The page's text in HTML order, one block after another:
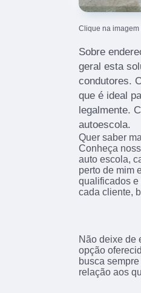
Clique na
Sobre
geral esta
condutores.
que é ideal
legalmente.
autoescola.
Quer saber
Conheça
auto escola,
perto de mim
qualificados e
cada cliente,
Não deixe de
opção
busca
relação aos